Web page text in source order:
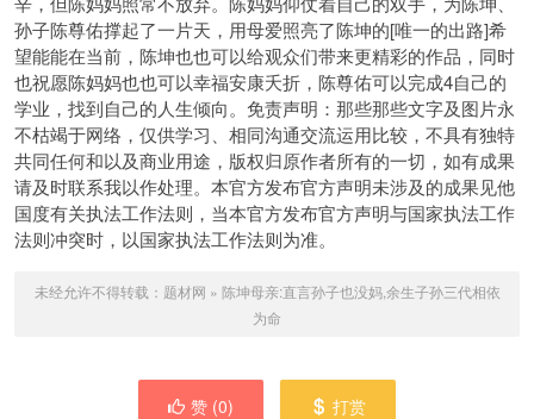
孙子陈尊佑撑起了一片天，用母爱照亮了陈坤的[唯一的出路]希
望能能在当前，陈坤也也可以给观众们带来更精彩的作品，同时
也祝愿陈妈妈也也可以幸福安康夭折，陈尊佑可以完成4自己的
学业，找到自己的人生倾向。免责声明：那些那些文字及图片永
不枯竭于网络，仅供学习、相同沟通交流运用比较，不具有独特
共同任何和以及商业用途，版权归原作者所有的一切，如有成果
请及时联系我以作处理。本官方发布官方声明未涉及的成果见他
国度有关执法工作法则，当本官方发布官方声明与国家执法工作
法则冲突时，以国家执法工作法则为准。
未经允许不得转载： 题材网 » 陈坤母亲:直言孙子也没妈,余生子孙三代相依
为命
赞 (0) 打赏